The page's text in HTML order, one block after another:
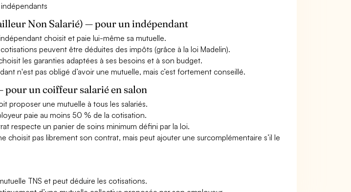
Non Salarié) — pour un indépendant
choisit et paie lui-même sa mutuelle.
cotisations peuvent être déduites des impôts (grâce à la loi Madelin).
les garanties adaptées à ses besoins et à son budget.
n'est pas obligé d’avoir une mutuelle, mais c’est fortement conseillé.
un coiffeur salarié en salon
proposer une mutuelle à tous les salariés.
paie au moins 50 % de la cotisation.
respecte un panier de soins minimum défini par la loi.
choisit pas librement son contrat, mais peut ajouter une surcomplémentaire s’il le
TNS et peut déduire les cotisations.